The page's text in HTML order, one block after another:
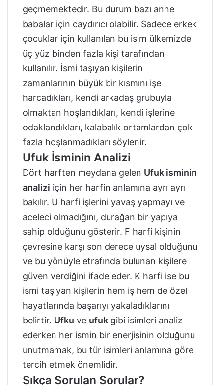
geçmemektedir. Bu durum bazı anne
babalar için caydırıcı olabilir. Sadece erkek
çocuklar için kullanılan bu isim ülkemizde
üç yüz binden fazla kişi tarafından
kullanılır. İsmi taşıyan kişilerin
zamanlarının büyük bir kısmını işe
harcadıkları, kendi arkadaş grubuyla
olmaktan hoşlandıkları, kendi işlerine
odaklandıkları, kalabalık ortamlardan çok
fazla hoşlanmadıkları söylenir.
Ufuk İsminin Analizi
Dört harften meydana gelen Ufuk isminin
analizi için her harfin anlamına ayrı ayrı
bakılır. U harfi işlerini yavaş yapmayı ve
aceleci olmadığını, durağan bir yapıya
sahip olduğunu gösterir. F harfi kişinin
çevresine karşı son derece uysal olduğunu
ve bu yönüyle etrafında bulunan kişilere
güven verdiğini ifade eder. K harfi ise bu
ismi taşıyan kişilerin hem iş hem de özel
hayatlarında başarıyı yakaladıklarını
belirtir. Ufku ve ufuk gibi isimleri analiz
ederken her ismin bir enerjisinin olduğunu
unutmamak, bu tür isimleri anlamına göre
tercih etmek önemlidir.
Sıkça Sorulan Sorular?